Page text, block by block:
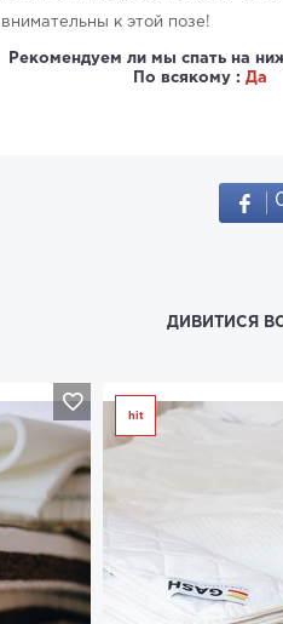
внимательны к этой позе!
Рекомендуем ли мы спать на
По всякому : Да
ДИВИТИСЯ
hit